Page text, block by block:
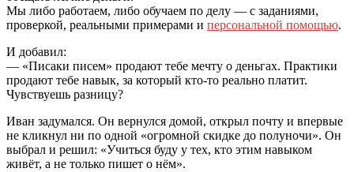
Мы либо работаем, либо обучаем по делу — с заданиями,
проверкой, реальными примерами и персональной помощью.
И добавил:
— «Писаки писем» продают тебе мечту о деньгах. Практики
продают тебе навык, за который кто-то реально платит.
Чувствуешь разницу?
Иван задумался. Он вернулся домой, открыл почту и впервые
не кликнул ни по одной «огромной скидке до полуночи». Он
выбрал и решил: «Учиться буду у тех, кто этим навыком
живёт, а не только пишет о нём».